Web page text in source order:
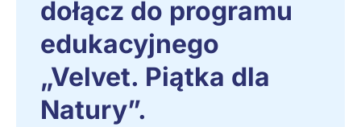
dołącz do programu
edukacyjnego
„Velvet. Piątka dla
Natury”.